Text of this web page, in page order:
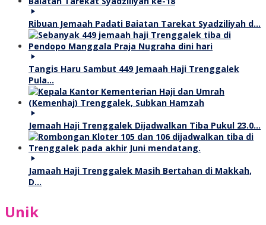
Ribuan Jemaah Padati Baiatan Tarekat Syadziliyah d…
Tangis Haru Sambut 449 Jemaah Haji Trenggalek
Pula…
Jemaah Haji Trenggalek Dijadwalkan Tiba Pukul 23.0…
Jamaah Haji Trenggalek Masih Bertahan di Makkah,
D…
Unik